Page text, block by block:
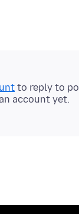
to reply to
account yet.